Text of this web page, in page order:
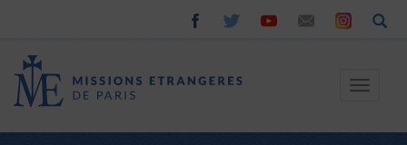
Toggle